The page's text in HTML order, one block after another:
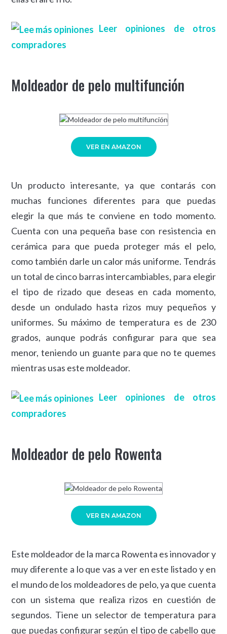
Leer opiniones de otros
compradores
Moldeador de pelo multifunción
VER EN AMAZON
Un producto interesante, ya que contarás con
muchas funciones diferentes para que puedas
elegir la que más te conviene en todo momento.
Cuenta con una pequeña base con resistencia en
cerámica para que pueda proteger más el pelo,
como también darle un calor más uniforme. Tendrás
un total de cinco barras intercambiables, para elegir
el tipo de rizado que deseas en cada momento,
desde un ondulado hasta rizos muy pequeños y
uniformes. Su máximo de temperatura es de 230
grados, aunque podrás configurar para que sea
menor, teniendo un guante para que no te quemes
mientras usas este moldeador.
Leer opiniones de otros
compradores
Moldeador de pelo Rowenta
VER EN AMAZON
Este moldeador de la marca Rowenta es innovador y
muy diferente a lo que vas a ver en este listado y en
el mundo de los moldeadores de pelo, ya que cuenta
con un sistema que realiza rizos en cuestión de
segundos. Tiene un selector de temperatura para
que puedas configurar según el tipo de cabello que